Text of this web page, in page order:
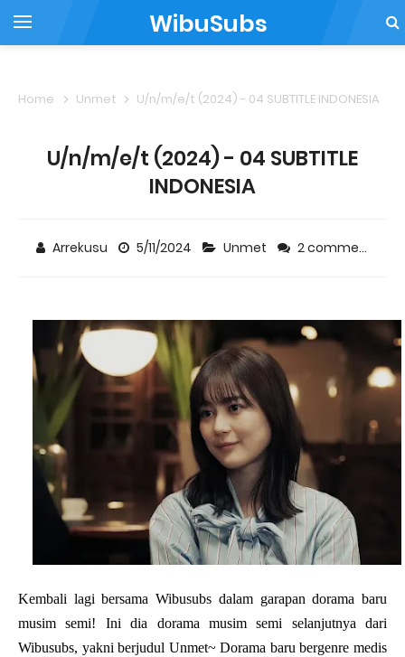
WibuSubs
Home Unmet U/n/m/e/t (2024) - 04 SUBTITLE INDONESIA
U/n/m/e/t (2024) - 04 SUBTITLE
INDONESIA
Arrekusu 5/11/2024 Unmet 2 comments
Kembali lagi bersama Wibusubs dalam garapan dorama baru
musim semi! Ini dia dorama musim semi selanjutnya dari
Wibusubs, yakni berjudul Unmet~ Dorama baru bergenre medis